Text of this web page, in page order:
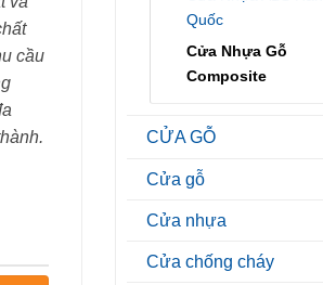
Quốc
Cửa Nhựa Gỗ
Composite
CỬA GỖ
Cửa gỗ
Cửa nhựa
Cửa chống cháy
cầu